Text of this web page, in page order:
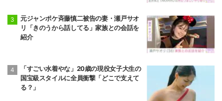
元ジャンポケ斉藤慎二被告の妻・瀬戸サオ
リ「きのうから話してる」家族との会話を
紹介
「すごい水着やな」20歳の現役女子大生の
国宝級スタイルに全員衝撃「どこで支えて
る？」